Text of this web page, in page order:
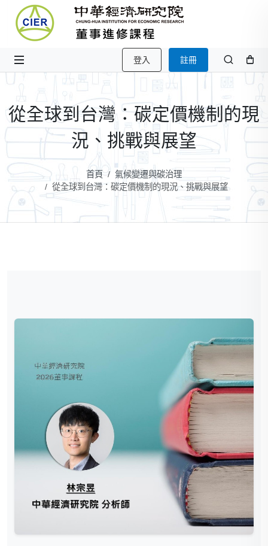
登入 註冊
從全球到台灣：碳定價機制的現
況、挑戰與展望
首頁
氣候變遷與碳治理
從全球到台灣：碳定價機制的現況、挑戰與展望